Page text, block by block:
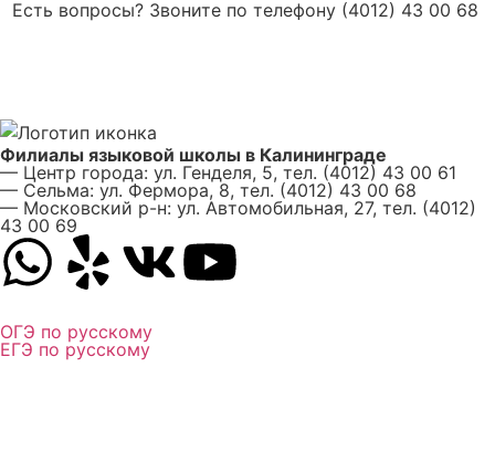
Есть вопросы? Звоните по телефону (4012) 43 00 68
Филиалы языковой школы в Калининграде
— Центр города: ул. Генделя, 5, тел. (4012) 43 00 61
— Сельма: ул. Фермора, 8, тел. (4012) 43 00 68
— Московский р-н: ул. Автомобильная, 27, тел. (4012)
43 00 69
ОГЭ по русскому
ЕГЭ по русскому